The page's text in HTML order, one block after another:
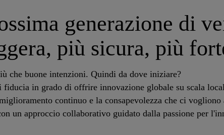
generazione di
più sicura, più
che buone intenzioni. Quindi da dove iniziare?
in grado di offrire innovazione globale su scala
continuo e la consapevolezza che ci
un approccio collaborativo guidato dalla passione per